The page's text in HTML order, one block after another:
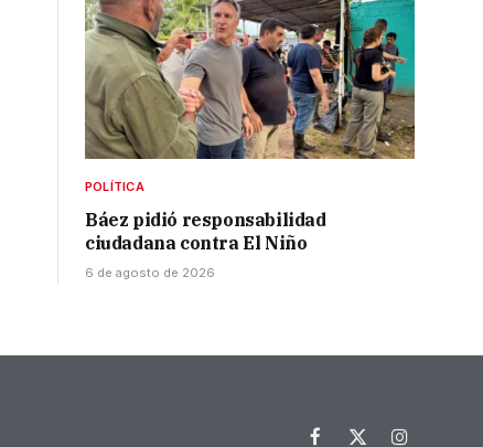
POLÍTICA
Báez pidió responsabilidad
ciudadana contra El Niño
6 de agosto de 2026